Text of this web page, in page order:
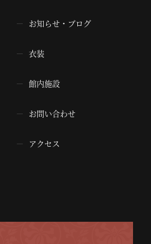
お知らせ・ブログ
衣装
館内施設
お問い合わせ
アクセス